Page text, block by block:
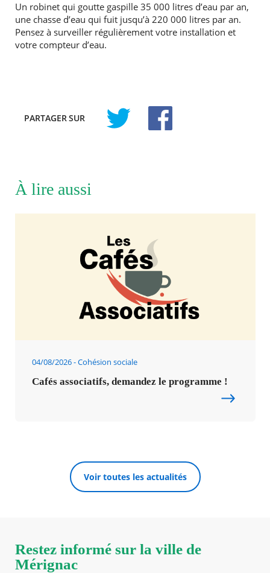
Un robinet qui goutte gaspille 35 000 litres d’eau par an,
une chasse d’eau qui fuit jusqu’à 220 000 litres par an.
Pensez à surveiller régulièrement votre installation et
votre compteur d’eau.
PARTAGERSUR
À lire aussi
04/08/2026 Cohésion sociale
Cafés associatifs, demandez le programme !
Voir toutes les actualités
Restez informé sur la ville de
Mérignac